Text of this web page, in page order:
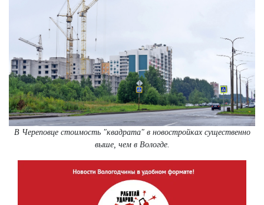
В Череповце стоимость "квадрата" в новостройках существенно
выше, чем в Вологде.